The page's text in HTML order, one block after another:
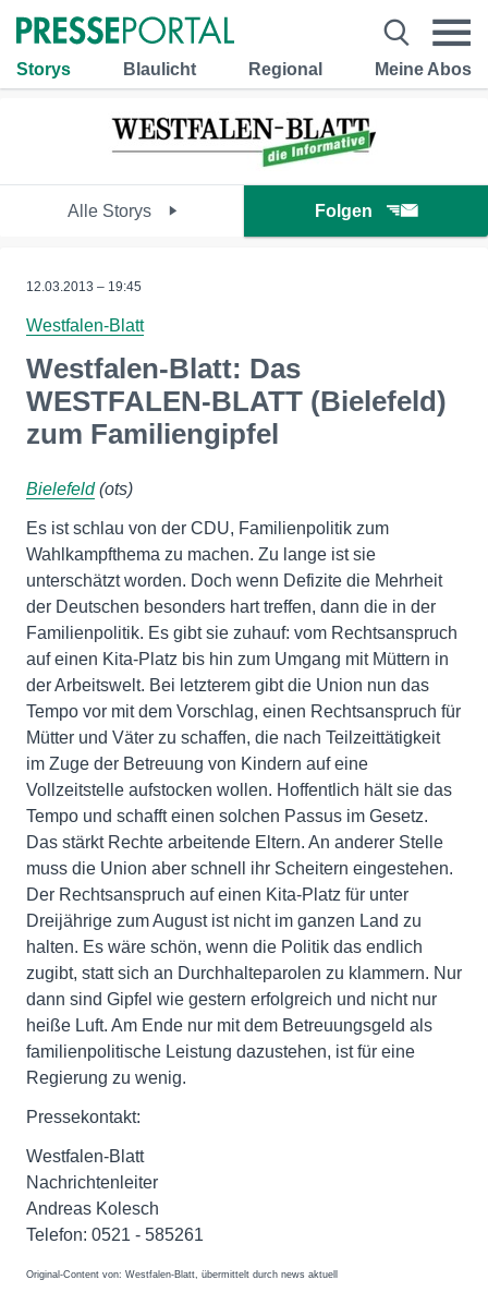
Storys Blaulicht Regional Meine Abos
Alle Storys Folgen
12.03.2013 – 19:45
Westfalen-Blatt
Westfalen-Blatt: Das
WESTFALEN-BLATT (Bielefeld)
zum Familiengipfel
Bielefeld(ots)
Es ist schlau von der CDU, Familienpolitik zum
Wahlkampfthema zu machen. Zu lange ist sie
unterschätzt worden. Doch wenn Defizite die Mehrheit
der Deutschen besonders hart treffen, dann die in der
Familienpolitik. Es gibt sie zuhauf: vom Rechtsanspruch
auf einen Kita-Platz bis hin zum Umgang mit Müttern in
der Arbeitswelt. Bei letzterem gibt die Union nun das
Tempo vor mit dem Vorschlag, einen Rechtsanspruch für
Mütter und Väter zu schaffen, die nach Teilzeittätigkeit
im Zuge der Betreuung von Kindern auf eine
Vollzeitstelle aufstocken wollen. Hoffentlich hält sie das
Tempo und schafft einen solchen Passus im Gesetz.
Das stärkt Rechte arbeitende Eltern. An anderer Stelle
muss die Union aber schnell ihr Scheitern eingestehen.
Der Rechtsanspruch auf einen Kita-Platz für unter
Dreijährige zum August ist nicht im ganzen Land zu
halten. Es wäre schön, wenn die Politik das endlich
zugibt, statt sich an Durchhalteparolen zu klammern. Nur
dann sind Gipfel wie gestern erfolgreich und nicht nur
heiße Luft. Am Ende nur mit dem Betreuungsgeld als
familienpolitische Leistung dazustehen, ist für eine
Regierung zu wenig.
Pressekontakt:
Westfalen-Blatt
Nachrichtenleiter
Andreas Kolesch
Telefon: 0521 - 585261
Original-Content von: Westfalen-Blatt, übermittelt durch news aktuell